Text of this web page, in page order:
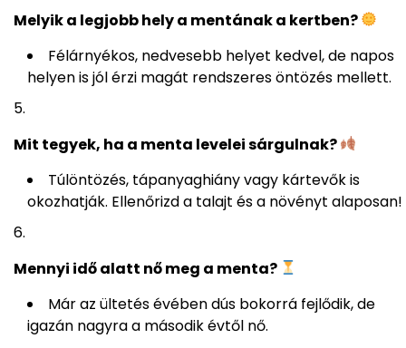
Melyik a legjobb hely a mentának a kertben?
Félárnyékos, nedvesebb helyet kedvel, de napos
helyen is jól érzi magát rendszeres öntözés mellett.
Mit tegyek, ha a menta levelei sárgulnak?
Túlöntözés, tápanyaghiány vagy kártevők is
okozhatják. Ellenőrizd a talajt és a növényt alaposan!
Mennyi idő alatt nő meg a menta?
Már az ültetés évében dús bokorrá fejlődik, de
igazán nagyra a második évtől nő.